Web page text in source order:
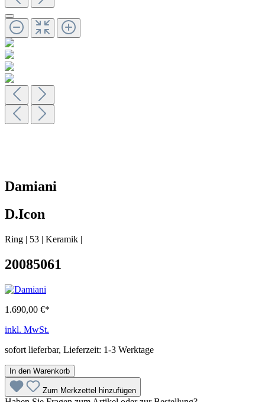
Damiani
D.Icon
Ring | 53 | Keramik |
20085061
1.690,00 €*
inkl. MwSt.
sofort lieferbar, Lieferzeit: 1-3 Werktage
In den Warenkorb
Zum Merkzettel hinzufügen